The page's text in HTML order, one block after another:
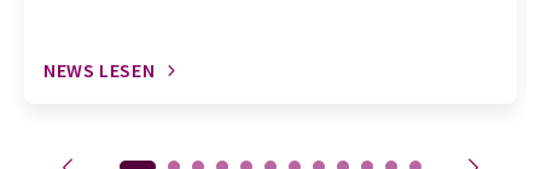
NEWS LESEN